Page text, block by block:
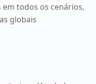
todos os cenários,
globais